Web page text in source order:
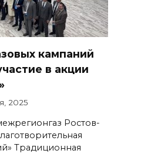
кампаний
в акции
2025
Ростов-
Традиционная